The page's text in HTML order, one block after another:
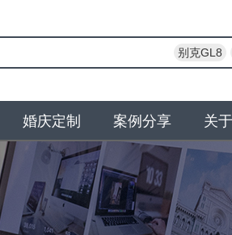
别克GL8
婚庆定制 案例分享 关